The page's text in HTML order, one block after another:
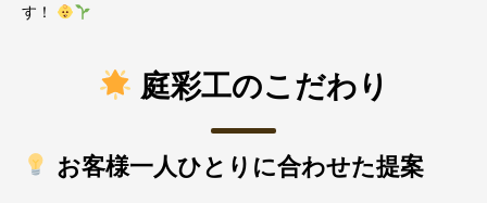
す！
庭彩工のこだわり
お客様一人ひとりに合わせた提案